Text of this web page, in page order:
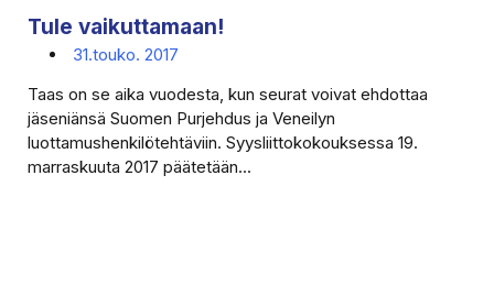
Tule vaikuttamaan!
31.touko. 2017
Taas on se aika vuodesta, kun seurat voivat ehdottaa
jäseniänsä Suomen Purjehdus ja Veneilyn
luottamushenkilötehtäviin. Syysliittokokouksessa 19.
marraskuuta 2017 päätetään...